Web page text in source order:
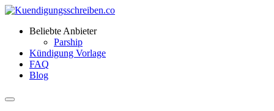
Beliebte Anbieter
Parship
Kündigung Vorlage
FAQ
Blog